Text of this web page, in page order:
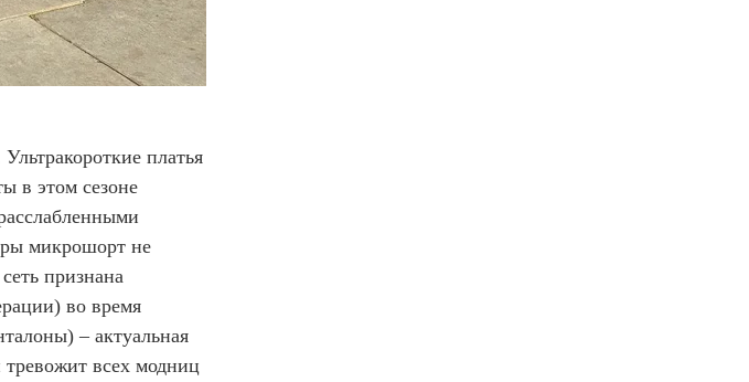
платья
в этом сезоне
микрошорт не
признана
во время
– актуальная
всех модниц